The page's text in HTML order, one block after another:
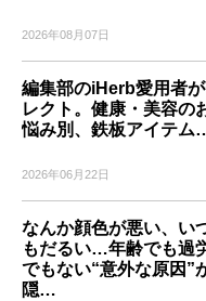
2026年08月07日
編集部のiHerb愛用者
レクト。健康・美容の
悩み別、鉄板アイテム
2026年06月22日
なんか顔色が悪い、い
もだるい…年齢でも過
でもない“意外な原因”
隠…